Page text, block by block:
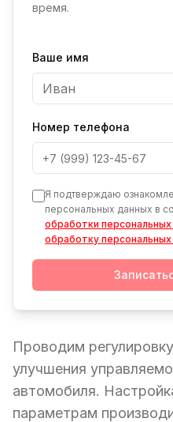
время.
Ваше имя
Номер телефона
Я подтверждаю
персональных данных в
обработки
обработку
Проводим
улучшения
автомобиля.
параметрам